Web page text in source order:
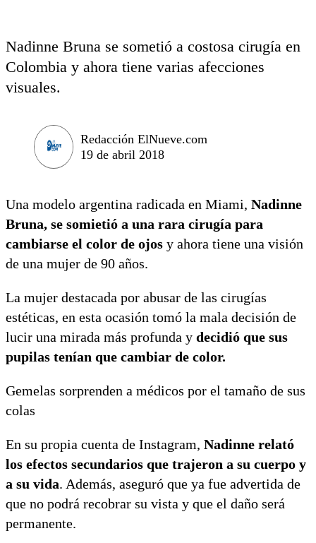
Nadinne Bruna se sometió a costosa cirugía en
Colombia y ahora tiene varias afecciones
visuales.
Redacción ElNueve.com
19 de abril 2018
Una modelo argentina radicada en Miami, Nadinne
Bruna, se somietió a una rara cirugía para
cambiarse el color de ojos y ahora tiene una visión
de una mujer de 90 años.
La mujer destacada por abusar de las cirugías
estéticas, en esta ocasión tomó la mala decisión de
lucir una mirada más profunda y decidió que sus
pupilas tenían que cambiar de color.
Gemelas sorprenden a médicos por el tamaño de sus
colas
En su propia cuenta de Instagram, Nadinne relató
los efectos secundarios que trajeron a su cuerpo y
a su vida. Además, aseguró que ya fue advertida de
que no podrá recobrar su vista y que el daño será
permanente.